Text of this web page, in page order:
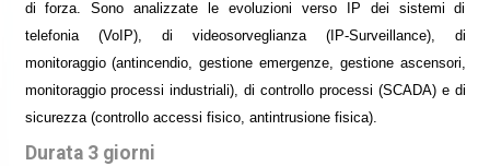
di forza. Sono analizzate le evoluzioni verso IP dei sistemi di
telefonia (VoIP), di videosorveglianza (IP-Surveillance), di
monitoraggio (antincendio, gestione emergenze, gestione ascensori,
monitoraggio processi industriali), di controllo processi (SCADA) e di
sicurezza (controllo accessi fisico, antintrusione fisica).
Durata 3 giorni